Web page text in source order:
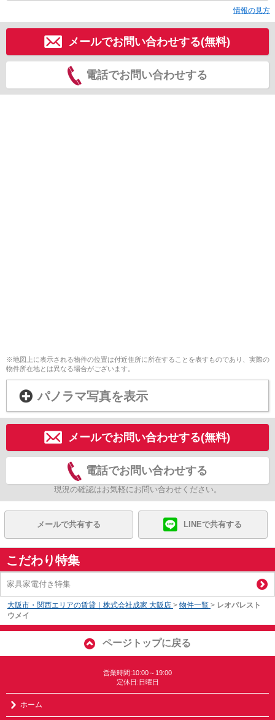
情報の見方
メールでお問い合わせする(無料)
電話でお問い合わせする
※地図上に表示される物件の位置は付近住所に所在することを表すものであり、実際の
物件所在地とは異なる場合がございます。
パノラマ写真を表示
メールでお問い合わせする(無料)
電話でお問い合わせする
現況の確認はお気軽にお問い合わせください。
メールで共有する LINEで共有する
こだわり特集
家具家電付き特集
大阪市・関西エリアの賃貸｜株式会社成家 大阪店 > 物件一覧 > レオパレスト
ウメイ
ページトップに戻る
営業時間:10:00～19:00
定休日:日曜日
ホーム